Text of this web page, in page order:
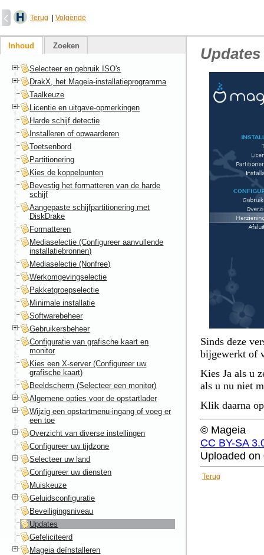
Terug Volgende
Updates
Sinds deze
bijgewerkt of
Kies Ja als u
als u nu niet
Klik daarna
© Mageia
CC BY-SA
Uploaded
Terug
Inhoud Zoeken
Selecteer en gebruik ISO's
DrakX, het Mageia-installatieprogramma
Taalkeuze
Licentie en uitgave-opmerkingen
Harde schijf detectie
Installeren of opwaarderen
Toetsenbord
Partitionering
Kies de koppelpunten
Bevestig het formatteren van de harde
schijf
Aangepaste schijfpartitionering met
DiskDrake
Formatteren
Mediaselectie (Configureer aanvullende
installatiebronnen)
Mediaselectie (Nonfree)
Werkomgevingselectie
Pakketgroepselectie
Minimale installatie
Softwarebeheer
Gebruikersbeheer
Configuratie van grafische kaart en
monitor
Kies een X-server (Configureer uw
grafische kaart)
Beeldscherm (Selecteer een monitor)
Algemene opties voor de opstartlader
Wijzig een opstartmenu-ingang of voeg er
een toe
Overzicht van diverse instellingen
Configureer uw tijdzone
Selecteer uw land
Configureer uw diensten
Muiskeuze
Geluidsconfiguratie
Beveiligingsniveau
Updates
Gefeliciteerd
Mageia deïnstalleren